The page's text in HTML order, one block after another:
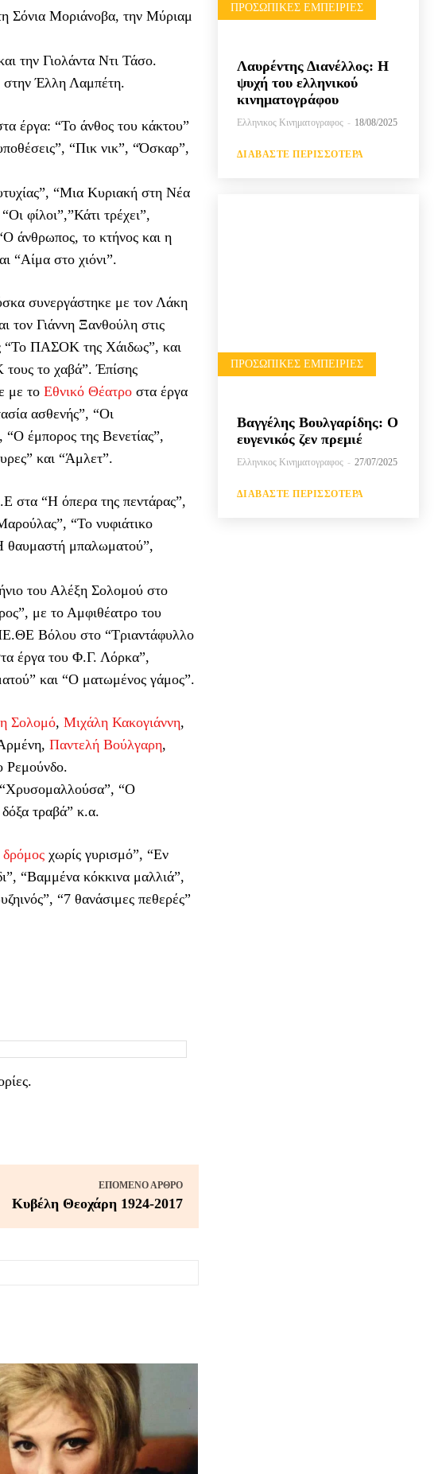
Σόνια Μοριάνοβα, την Μύριαμ
την Γιολάντα Ντι Τάσο.
στην Έλλη Λαμπέτη.
έργα: “Το άνθος του κάκτου”
“Πικ νικ”, “Όσκαρ”,
“Μια Κυριακή στη Νέα
φίλοι”,”Κάτι τρέχει”,
άνθρωπος, το κτήνος και η
“Αίμα στο χιόνι”.
συνεργάστηκε με τον Λάκη
τον Γιάννη Ξανθούλη στις
“Το ΠΑΣΟΚ της Χάιδως”, και
το χαβά”. Έπίσης
με το Εθνικό Θέατροστα έργα
ασθενής”, “Οι
“Ο έμπορος της Βενετίας”,
και “Άμλετ”.
“Η όπερα της πεντάρας”,
“Το νυφιάτικο
θαυμαστή μπαλωματού”,
του Αλέξη Σολομού στο
με το Αμφιθέατρο του
Βόλου στο “Τριαντάφυλλο
έργα του Φ.Γ. Λόρκα”,
και “Ο ματωμένος γάμος”.
Σολομό, Μιχάλη Κακογιάννη,
Παντελή Βούλγαρη,
Ρεμούνδο.
“Χρυσομαλλούσα”, “Ο
τραβά” κ.α.
δρόμοςχωρίς γυρισμό”, “Εν
“Βαμμένα κόκκινα μαλλιά”,
“7 θανάσιμες πεθερές”
ΕΠΌΜΕΝΟ ΆΡΘΡΟ
Κυβέλη Θεοχάρη 1924-2017
ΠΡΟΣΩΠΙΚΈΣ ΕΜΠΕΙΡΊΕΣ
Λαυρέντης Διανέλλος: Η
ψυχή του ελληνικού
κινηματογράφου
Ελληνικος Κινηματογραφος - 18/08/2025
ΔΙΑΒΆΣΤΕ ΠΕΡΙΣΣΌΤΕΡΑ
ΠΡΟΣΩΠΙΚΈΣ ΕΜΠΕΙΡΊΕΣ
Βαγγέλης Βουλγαρίδης: Ο
ευγενικός ζεν πρεμιέ
Ελληνικος Κινηματογραφος - 27/07/2025
ΔΙΑΒΆΣΤΕ ΠΕΡΙΣΣΌΤΕΡΑ